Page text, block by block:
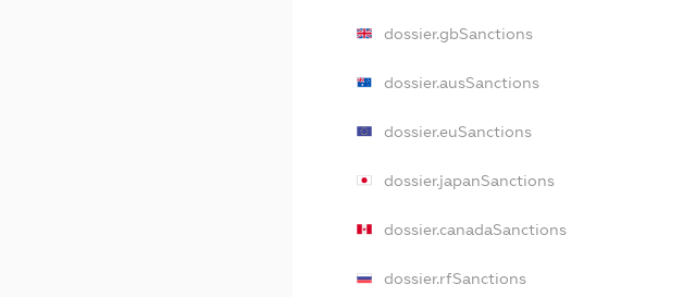
dossier.gbSanctions
dossier.ausSanctions
dossier.euSanctions
dossier.japanSanctions
dossier.canadaSanctions
dossier.rfSanctions